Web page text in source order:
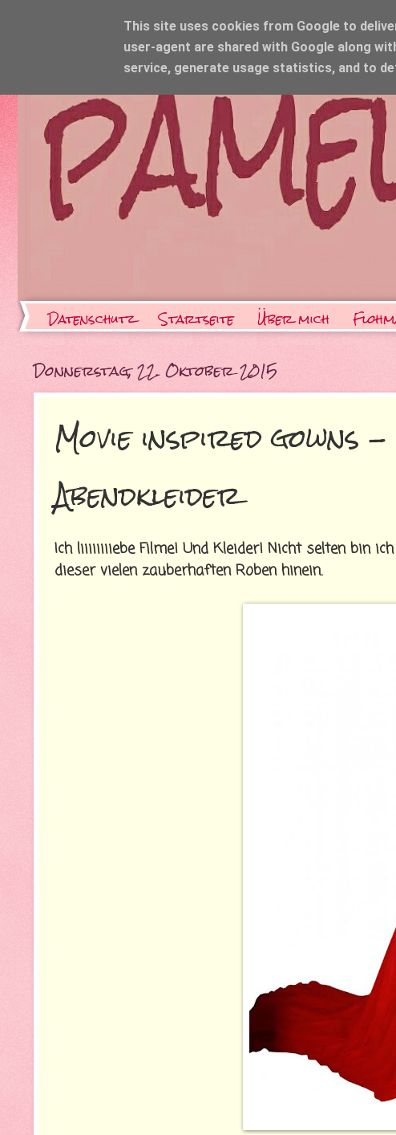
Datenschutz Startseite Über mich
Donnerstag, 22. Oktober 2015
Movie inspired
Abendkleider
Ich liiiiiiiiebe Filme! Und Kleider! Nicht selten bin
dieser vielen zauberhaften Roben hinein.
This site uses cookies from Google to
user-agent are shared with Google along
service, generate usage statistics, and to